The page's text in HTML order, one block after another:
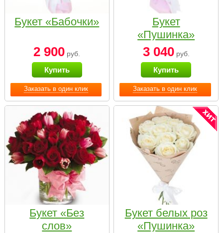
Заказать в один клик
Букет «Бабочки»
2 900 руб.
Купить
Заказать в один клик
Букет
«Пушинка»
3 040руб.
Купить
Букет «Без
слов»
Букет белых роз
«Пушинка»